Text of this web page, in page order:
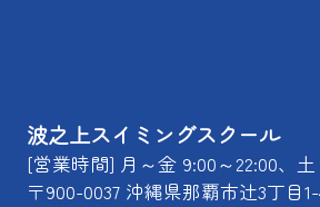
波之上スイミングスクール
[営業時間] 月～金 9:00～22:00、土
〒900-0037 沖縄県那覇市辻3丁目